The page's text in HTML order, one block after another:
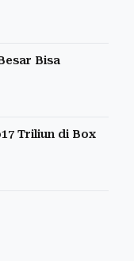
Bisa
Triliun di Box